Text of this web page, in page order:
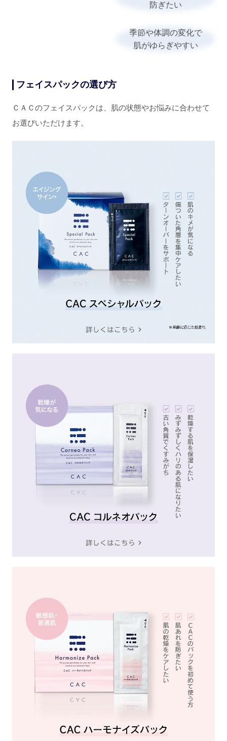
防ぎたい
季節や体調の変化で
肌がゆらぎやすい
フェイスパックの選び方
ＣＡＣのフェイスパックは、肌の状態やお悩みに合わせて
お選びいただけます。